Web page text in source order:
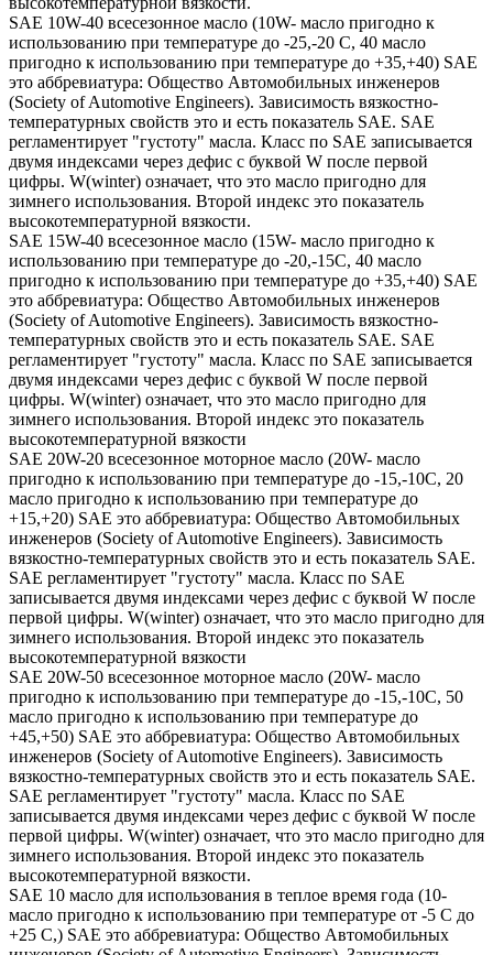
SAE 10W-40 всесезонное масло (10W- масло пригодно к
использованию при температуре до -25,-20 С, 40 масло
пригодно к использованию при температуре до +35,+40) SAE
это аббревиатура: Общество Автомобильных инженеров
(Society of Automotive Engineers). Зависимость вязкостно-
температурных свойств это и есть показатель SAE. SAE
регламентирует "густоту" масла. Класс по SAE записывается
двумя индексами через дефис с буквой W после первой
цифры. W(winter) означает, что это масло пригодно для
зимнего использования. Второй индекс это показатель
высокотемпературной вязкости.
SAE 15W-40 всесезонное масло (15W- масло пригодно к
использованию при температуре до -20,-15С, 40 масло
пригодно к использованию при температуре до +35,+40) SAE
это аббревиатура: Общество Автомобильных инженеров
(Society of Automotive Engineers). Зависимость вязкостно-
температурных свойств это и есть показатель SAE. SAE
регламентирует "густоту" масла. Класс по SAE записывается
двумя индексами через дефис с буквой W после первой
цифры. W(winter) означает, что это масло пригодно для
зимнего использования. Второй индекс это показатель
высокотемпературной вязкости
SAE 20W-20 всесезонное моторное масло (20W- масло
пригодно к использованию при температуре до -15,-10С, 20
масло пригодно к использованию при температуре до
+15,+20) SAE это аббревиатура: Общество Автомобильных
инженеров (Society of Automotive Engineers). Зависимость
вязкостно-температурных свойств это и есть показатель SAE.
SAE регламентирует "густоту" масла. Класс по SAE
записывается двумя индексами через дефис с буквой W после
первой цифры. W(winter) означает, что это масло пригодно для
зимнего использования. Второй индекс это показатель
высокотемпературной вязкости
SAE 20W-50 всесезонное моторное масло (20W- масло
пригодно к использованию при температуре до -15,-10С, 50
масло пригодно к использованию при температуре до
+45,+50) SAE это аббревиатура: Общество Автомобильных
инженеров (Society of Automotive Engineers). Зависимость
вязкостно-температурных свойств это и есть показатель SAE.
SAE регламентирует "густоту" масла. Класс по SAE
записывается двумя индексами через дефис с буквой W после
первой цифры. W(winter) означает, что это масло пригодно для
зимнего использования. Второй индекс это показатель
высокотемпературной вязкости.
SAE 10 масло для использования в теплое время года (10-
масло пригодно к использованию при температуре от -5 С до
+25 С,) SAE это аббревиатура: Общество Автомобильных